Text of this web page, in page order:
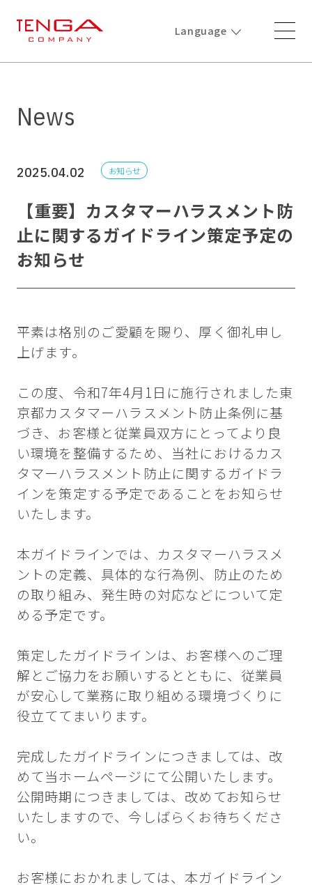
Language
News
2025.04.02 お知らせ
【重要】カスタマーハラスメント防
止に関するガイドライン策定予定の
お知らせ
平素は格別のご愛顧を賜り、厚く御礼申し
上げます。
この度、令和7年4月1日に施行されました東
京都カスタマーハラスメント防止条例に基
づき、お客様と従業員双方にとってより良
い環境を整備するため、当社におけるカス
タマーハラスメント防止に関するガイドラ
インを策定する予定であることをお知らせ
いたします。
本ガイドラインでは、カスタマーハラスメ
ントの定義、具体的な行為例、防止のため
の取り組み、発生時の対応などについて定
める予定です。
策定したガイドラインは、お客様へのご理
解とご協力をお願いするとともに、従業員
が安心して業務に取り組める環境づくりに
役立ててまいります。
完成したガイドラインにつきましては、改
めて当ホームページにて公開いたします。
公開時期につきましては、改めてお知らせ
いたしますので、今しばらくお待ちくださ
い。
お客様におかれましては、本ガイドライン